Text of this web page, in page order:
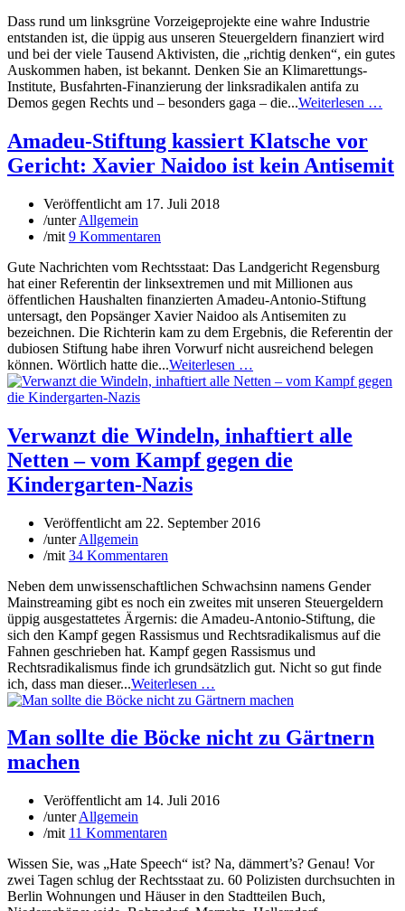
Dass rund um linksgrüne Vorzeigeprojekte eine wahre Industrie
entstanden ist, die üppig aus unseren Steuergeldern finanziert wird
und bei der viele Tausend Aktivisten, die „richtig denken“, ein gutes
Auskommen haben, ist bekannt. Denken Sie an Klimarettungs-
Institute, Busfahrten-Finanzierung der linksradikalen antifa zu
Demos gegen Rechts und – besonders gaga – die...Weiterlesen …
Amadeu-Stiftung kassiert Klatsche vor
Gericht: Xavier Naidoo ist kein Antisemit
Veröffentlicht am 17. Juli 2018
/unterAllgemein
/mit 9 Kommentaren
Gute Nachrichten vom Rechtsstaat: Das Landgericht Regensburg
hat einer Referentin der linksextremen und mit Millionen aus
öffentlichen Haushalten finanzierten Amadeu-Antonio-Stiftung
untersagt, den Popsänger Xavier Naidoo als Antisemiten zu
bezeichnen. Die Richterin kam zu dem Ergebnis, die Referentin der
dubiosen Stiftung habe ihren Vorwurf nicht ausreichend belegen
können. Wörtlich hatte die...Weiterlesen …
Verwanzt die Windeln, inhaftiert alle
Netten – vom Kampf gegen die
Kindergarten-Nazis
Veröffentlicht am 22. September 2016
/unterAllgemein
/mit 34 Kommentaren
Neben dem unwissenschaftlichen Schwachsinn namens Gender
Mainstreaming gibt es noch ein zweites mit unseren Steuergeldern
üppig ausgestattetes Ärgernis: die Amadeu-Antonio-Stiftung, die
sich den Kampf gegen Rassismus und Rechtsradikalismus auf die
Fahnen geschrieben hat. Kampf gegen Rassismus und
Rechtsradikalismus finde ich grundsätzlich gut. Nicht so gut finde
ich, dass man dieser...Weiterlesen …
Man sollte die Böcke nicht zu Gärtnern
machen
Veröffentlicht am 14. Juli 2016
/unterAllgemein
/mit 11 Kommentaren
Wissen Sie, was „Hate Speech“ ist? Na, dämmert’s? Genau! Vor
zwei Tagen schlug der Rechtsstaat zu. 60 Polizisten durchsuchten in
Berlin Wohnungen und Häuser in den Stadtteilen Buch,